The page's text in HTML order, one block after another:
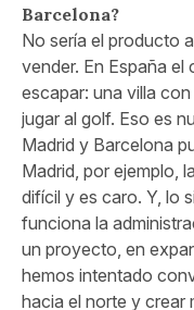
Barcelona?
No sería el producto
vender. En España
escapar: una villa
jugar al golf. Eso es
Madrid y Barcelona
Madrid, por ejemplo,
difícil y es caro. Y, lo
funciona la
un proyecto, en
hemos intentado
hacia el norte y crear